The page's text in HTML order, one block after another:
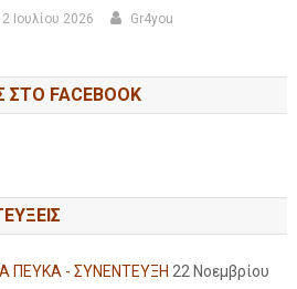
Ιουλίου 2026 Gr4you
FACEBOOK
ΠΕΥΚΑ - ΣΥΝΕΝΤΕΥΞΗ 22 Νοεμβρίου